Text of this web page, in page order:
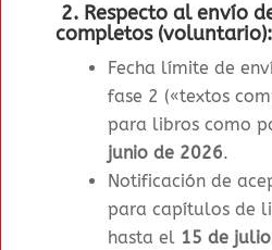
2. Respecto al envío
completos (voluntario):
Fecha límite de
fase 2 («textos
para libros como
junio de 2026.
Notificación de
para capítulos de
hasta el 15 de